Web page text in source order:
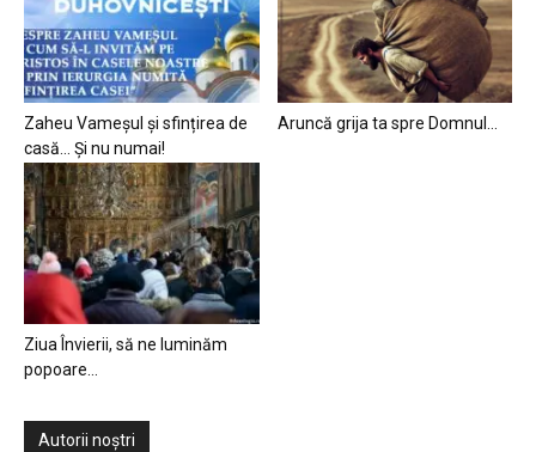
Zaheu Vameșul și sfințirea de
casă… Și nu numai!
Aruncă grija ta spre Domnul…
Ziua Învierii, să ne luminăm
popoare…
Autorii noștri